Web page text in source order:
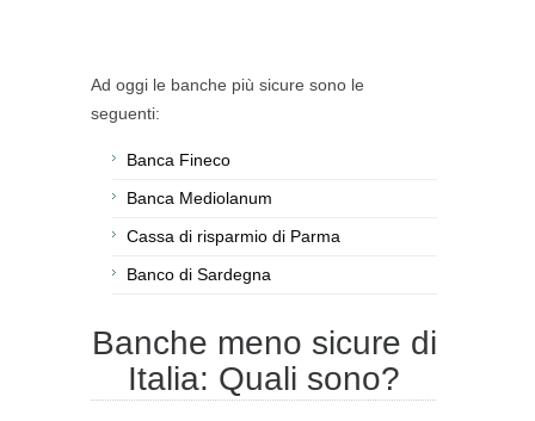
Ad oggi le banche più sicure sono le
seguenti:
Banca Fineco
Banca Mediolanum
Cassa di risparmio di Parma
Banco di Sardegna
Banche meno sicure di
Italia: Quali sono?